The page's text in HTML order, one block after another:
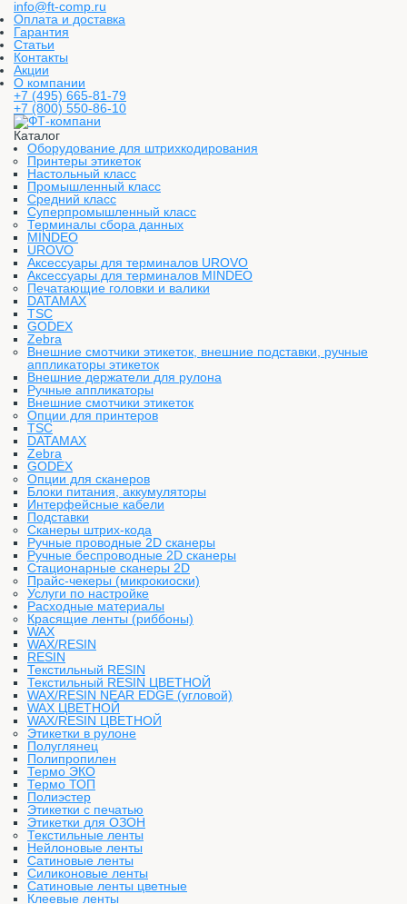
info@ft-comp.ru
Оплата и доставка
Гарантия
Статьи
Контакты
Акции
О компании
+7 (495) 665-81-79
+7 (800) 550-86-10
Каталог
Оборудование для штрихкодирования
Принтеры этикеток
Настольный класс
Промышленный класс
Средний класс
Суперпромышленный класс
Терминалы сбора данных
MINDEO
UROVO
Аксессуары для терминалов UROVO
Аксессуары для терминалов MINDEO
Печатающие головки и валики
DATAMAX
TSC
GODEX
Zebra
Внешние смотчики этикеток, внешние подставки, ручные
аппликаторы этикеток
Внешние держатели для рулона
Ручные аппликаторы
Внешние смотчики этикеток
Опции для принтеров
TSC
DATAMAX
Zebra
GODEX
Опции для сканеров
Блоки питания, аккумуляторы
Интерфейсные кабели
Подставки
Сканеры штрих-кода
Ручные проводные 2D сканеры
Ручные беспроводные 2D сканеры
Стационарные сканеры 2D
Прайс-чекеры (микрокиоски)
Услуги по настройке
Расходные материалы
Красящие ленты (риббоны)
WAX
WAX/RESIN
RESIN
Текстильный RESIN
Текстильный RESIN ЦВЕТНОЙ
WAX/RESIN NEAR EDGE (угловой)
WAX ЦВЕТНОЙ
WAX/RESIN ЦВЕТНОЙ
Этикетки в рулоне
Полуглянец
Полипропилен
Термо ЭКО
Термо ТОП
Полиэстер
Этикетки с печатью
Этикетки для ОЗОН
Текстильные ленты
Нейлоновые ленты
Сатиновые ленты
Силиконовые ленты
Сатиновые ленты цветные
Клеевые ленты